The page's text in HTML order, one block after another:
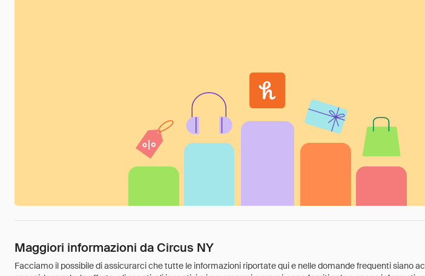
Maggiori informazioni da Circus NY
Facciamo il possibile di assicurarci che tutte le informazioni riportate qui e nelle domande frequenti siano